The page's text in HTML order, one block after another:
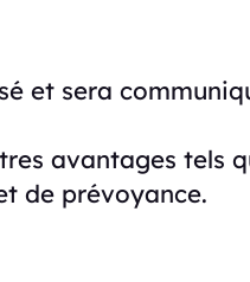
et sera
avantages tels
de prévoyance.